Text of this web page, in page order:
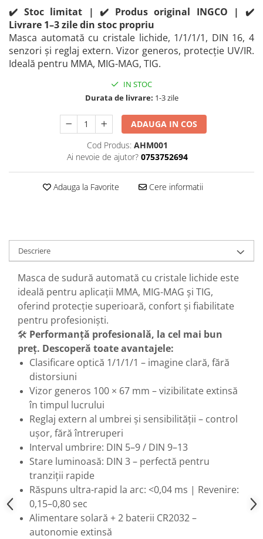
Perne
Pistol pentru vopsit
Pompă, hidrofor
Hidrofoare
Prelate și Folii de Protecție
Accesorii rindele
Scule electrice
Accesorii pentru polizor
Fierastrau sabie
Fierăstrău circular
Mixere mortar
Motoare electrice
Pistoale de bătut cuie
Polizoare
Seturi aparate electrice
Testere electrice
Unelte multifuncționale
Vibratoare pentru beton
Scule manuale
Aparate de Tăiat Gresie
Briceag multifuncțional
Ciocan
Clești
Dălți pentru Lemn
Menghine
Scule pentru Gresie și Sticlă
Scule pentru grădină
✔️ Stoc limitat | ✔️ Produs original INGCO | ✔️
Livrare 1–3 zile din stoc propriu
Masca automată cu cristale lichide, 1/1/1/1, DIN 16, 4
senzori și reglaj extern. Vizor generos, protecție UV/IR.
Ideală pentru MMA, MIG-MAG, TIG.
IN STOC
Durata de livrare: 1-3 zile
ADAUGA IN COS
Cod Produs: AHM001
Ai nevoie de ajutor? 0753752694
Adauga la Favorite Cere informatii
Descriere
Masca de sudură automată cu cristale lichide este
ideală pentru aplicații MMA, MIG-MAG și TIG,
oferind protecție superioară, confort și fiabilitate
pentru profesioniști.
🛠️ Performanță profesională, la cel mai bun
preț. Descoperă toate avantajele:
Clasificare optică 1/1/1/1 – imagine clară, fără
distorsiuni
Vizor generos 100 × 67 mm – vizibilitate extinsă
în timpul lucrului
Reglaj extern al umbrei și sensibilității – control
ușor, fără întreruperi
Interval umbrire: DIN 5–9 / DIN 9–13
Stare luminoasă: DIN 3 – perfectă pentru
tranziții rapide
Răspuns ultra-rapid la arc: <0,04 ms | Revenire:
0,15–0,80 sec
Alimentare solară + 2 baterii CR2032 –
autonomie extinsă